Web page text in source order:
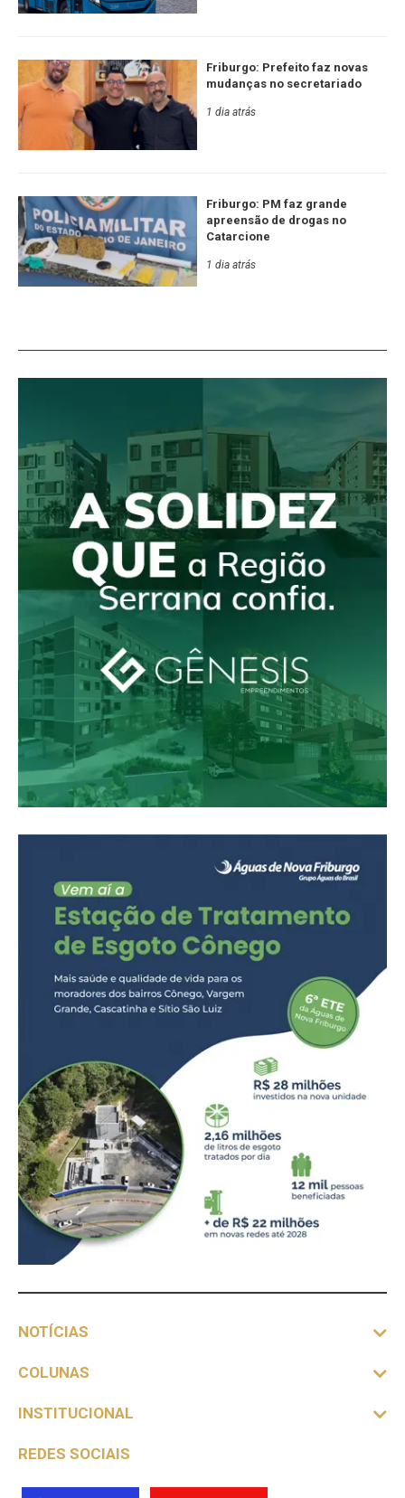
Friburgo: Prefeito faz novas
mudanças no secretariado
1 dia atrás
Friburgo: PM faz grande
apreensão de drogas no
Catarcione
1 dia atrás
NOTÍCIAS
COLUNAS
INSTITUCIONAL
REDES SOCIAIS